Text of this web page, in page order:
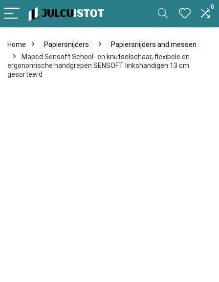
0
Home Papiersnijders
Papiersnijders and messen
Maped Sensoft School- en knutselschaar, flexibele en
ergonomische handgrepen SENSOFT linkshandigen 13 cm
gesorteerd